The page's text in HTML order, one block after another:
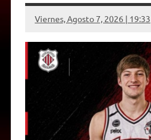
Viernes, Agosto 7, 2026 | 19:33